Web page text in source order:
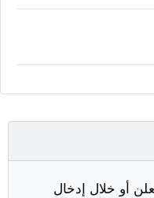
أو خلال إدخال